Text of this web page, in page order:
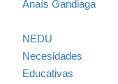
Anaís Gandiaga
NEDU
Necesidades
Educativas